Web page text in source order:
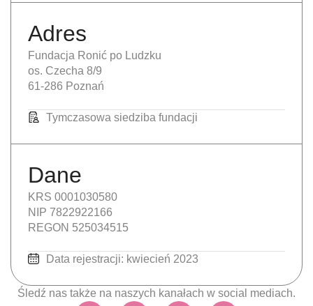
Adres
Fundacja Ronić po Ludzku
os. Czecha 8/9
61-286 Poznań
Tymczasowa siedziba fundacji
Dane
KRS 0001030580
NIP 7822922166
REGON 525034515
Data rejestracji: kwiecień 2023
Śledź nas także na naszych kanałach w social mediach.